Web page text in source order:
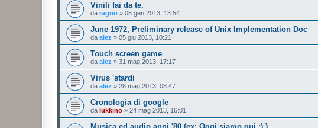
Vinili fai da te.
da ragno » 05 gen 2013, 13:54
June 1972, Preliminary release of Unix Implementation Doc
da alez » 05 giu 2013, 10:21
Touch screen game
da alez » 31 mag 2013, 17:17
Virus 'stardi
da alez » 28 mag 2013, 08:47
Cronologia di google
da lukkino » 24 mag 2013, 16:01